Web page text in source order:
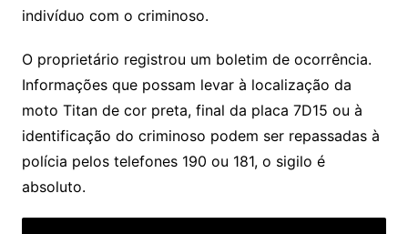
indivíduo com o criminoso.
O proprietário registrou um boletim de ocorrência.
Informações que possam levar à localização da
moto Titan de cor preta, final da placa 7D15 ou à
identificação do criminoso podem ser repassadas à
polícia pelos telefones 190 ou 181, o sigilo é
absoluto.